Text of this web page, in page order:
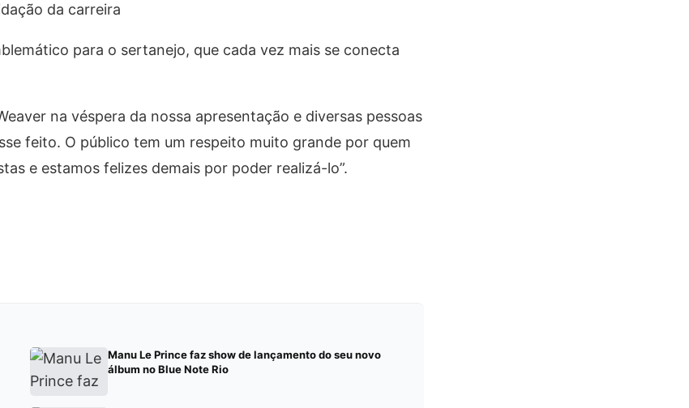
da carreira
para o sertanejo, que cada vez mais se conecta
na véspera da nossa apresentação e diversas pessoas
feito. O público tem um respeito muito grande por quem
e estamos felizes demais por poder realizá-lo”.
Manu Le Prince faz show de lançamento do seu novo
álbum no Blue Note Rio